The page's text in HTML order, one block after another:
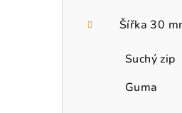
Šířka 30
Suchý zip
Guma